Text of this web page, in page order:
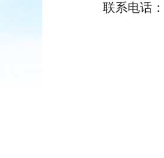
联系电话：